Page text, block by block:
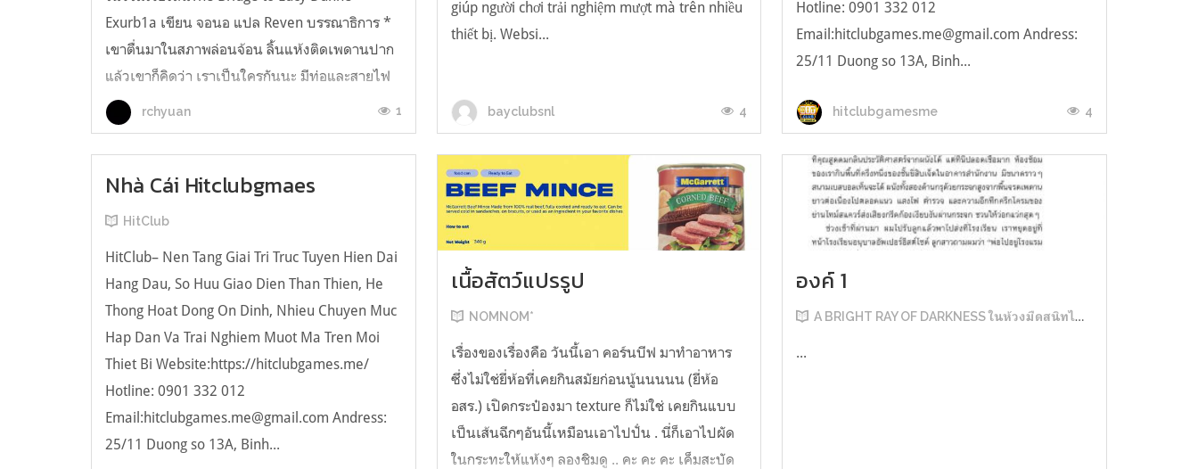
Exurb1a เขียน จอนอ แปล Reven บรรณาธิการ *
เขาตื่นมาในสภาพล่อนจ้อน ลิ้นแห้งติดเพดานปาก
แล้วเขาก็คิดว่า เราเป็นใครกันนะ มีท่อและสายไฟ
อยู่ในตัว เกิดความรู้สึกอยากฉี่ และแม้ตัวเขาจะ
เหยียดตรง ก็มีแต่ความมืดมิดอยู่เบื้องหน้...
rchyuan 1
giúp người chơi trải nghiệm mượt mà trên nhiều
thiết bị. Websi...
bayclubsnl 4
Hotline: 0901 332 012
Email:hitclubgames.me@gmail.com Andress:
25/11 Duong so 13A, Binh...
hitclubgamesme 4
Nhà Cái Hitclubgmaes
HitClub
HitClub– Nen Tang Giai Tri Truc Tuyen Hien Dai
Hang Dau, So Huu Giao Dien Than Thien, He
Thong Hoat Dong On Dinh, Nhieu Chuyen Muc
Hap Dan Va Trai Nghiem Muot Ma Tren Moi
Thiet Bi Website:https://hitclubgames.me/
Hotline: 0901 332 012
Email:hitclubgames.me@gmail.com Andress:
25/11 Duong so 13A, Binh...
เนื้อสัตว์แปรรูป
NOMNOM*
เรื่องของเรื่องคือ วันนี้เอา คอร์นบีฟ มาทำอาหาร
ซึ่งไม่ใช่ยี่ห้อที่เคยกินสมัยก่อนนู้นนนนน (ยี่ห้อ
อสร.) เปิดกระป๋องมา texture ก็ไม่ใช่ เคยกินแบบ
เป็นเส้นฉีกๆอันนี้เหมือนเอาไปปั่น . นี่ก็เอาไปผัด
ในกระทะให้แห้งๆ ลองชิมดู .. คะ คะ คะ เค็มสะบัด
องค์ 1
A BRIGHT RAY OF DARKNESS ในห้วงมืดสนิทไม่มิดแสง
...